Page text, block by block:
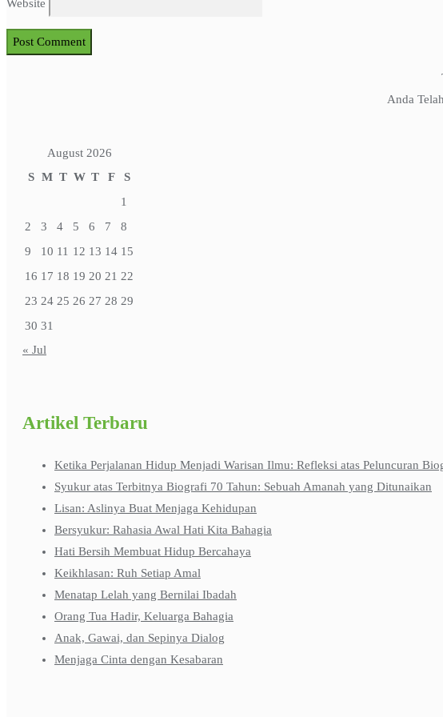
Website
Anda
August 2026
S M T W T F
S
1
2
3 4 5 6 7
8
9
10 11 12 13 14 15
16 17 18 19 20 21 22
23 24 25 26 27 28 29
30 31
« Jul
Artikel Terbaru
Ketika Perjalanan Hidup Menjadi Warisan Ilmu: Refleksi atas Peluncuran
Syukur atas Terbitnya Biografi 70 Tahun: Sebuah Amanah yang Ditunaikan
Lisan: Aslinya Buat Menjaga Kehidupan
Bersyukur: Rahasia Awal Hati Kita Bahagia
Hati Bersih Membuat Hidup Bercahaya
Keikhlasan: Ruh Setiap Amal
Menatap Lelah yang Bernilai Ibadah
Orang Tua Hadir, Keluarga Bahagia
Anak, Gawai, dan Sepinya Dialog
Menjaga Cinta dengan Kesabaran